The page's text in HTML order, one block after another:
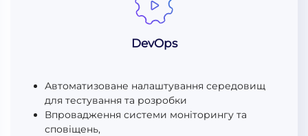
DevOps
Автоматизоване налаштування середовищ
для тестування та розробки
Впровадження системи моніторингу та
сповіщень,